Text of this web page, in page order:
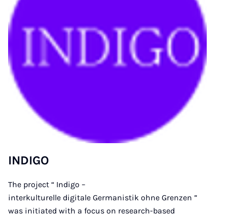
INDIGO
The project “ Indigo –
interkulturelle digitale Germanistik ohne Grenzen ”
was initiated with a focus on research-based